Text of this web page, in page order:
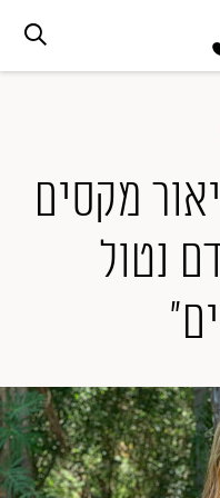
מקסים
נטול